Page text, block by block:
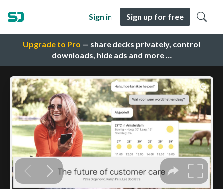
Upgrade to Pro — share decks privately, control
downloads, hide ads and more …
Sign in Sign up for free